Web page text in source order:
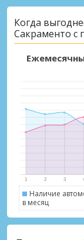
Когда
Сакраменто с
Наличие
в месяц